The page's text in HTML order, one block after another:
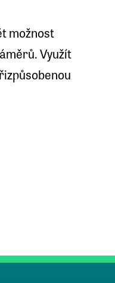
možnost
Využít